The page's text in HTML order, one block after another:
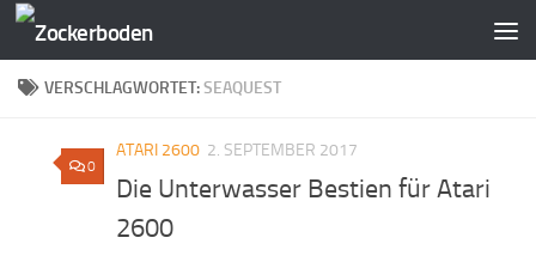
Zum Inhalt springen
VERSCHLAGWORTET:SEAQUEST
0
ATARI 2600 2. SEPTEMBER 2017
Die Unterwasser Bestien für Atari
2600